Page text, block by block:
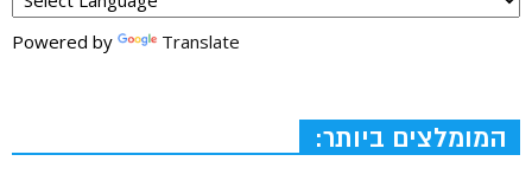
Powered by Translate
המומלצים ביותר: